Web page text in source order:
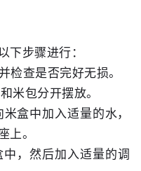
下步骤进行：
检查是否完好无损。
米包分开摆放。
盒中加入适量的水，
上。
，然后加入适量的调